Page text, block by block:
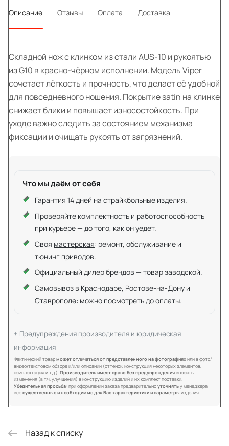
Описание Отзывы Оплата Доставка
Складной нож с клинком из стали AUS-10 и рукоятью
из G10 в красно-чёрном исполнении. Модель Viper
сочетает лёгкость и прочность, что делает её удобной
для повседневного ношения. Покрытие satin на клинке
снижает блики и повышает износостойкость. При
уходе важно следить за состоянием механизма
фиксации и очищать рукоять от загрязнений.
Что мы даём от себя
Гарантия 14 дней на страйкбольные изделия.
Проверяйте комплектность и работоспособность
при курьере — до того, как он уедет.
Своя мастерская: ремонт, обслуживание и
тюнинг приводов.
Официальный дилер брендов — товар заводской.
Самовывоз в Краснодаре, Ростове-на-Дону и
Ставрополе: можно посмотреть до оплаты.
Предупреждения производителя и юридическая
информация
Фактический товарможет отличаться от представленного на фотографияхили в фото/
видео/текстовом обзоре и/или описании (оттенок, конструкция некоторых элементов,
комплектация и т.д.).Производитель имеет право без предупреждениявносить
изменения (в т.ч. улучшения) в конструкцию изделий и их комплект поставки.
Убедительная просьба: при оформлении заказа предварительноуточнятьу менеджера
всесущественные и необходимые для Вас характеристики и параметры изделия.
Назад к списку